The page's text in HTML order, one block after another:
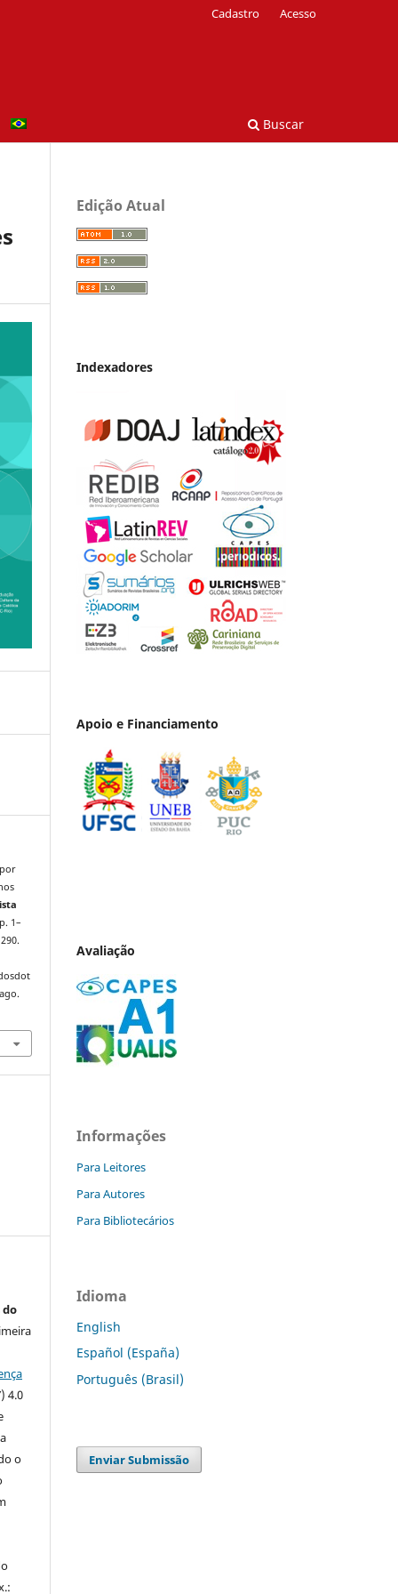
Buscar
Cadastro Acesso
1–
do
4.0
o
Edição Atual
Indexadores
Apoio e Financiamento
Avaliação
Informações
Para Leitores
Para Autores
Para Bibliotecários
Idioma
English
Español (España)
Português (Brasil)
Enviar Submissão